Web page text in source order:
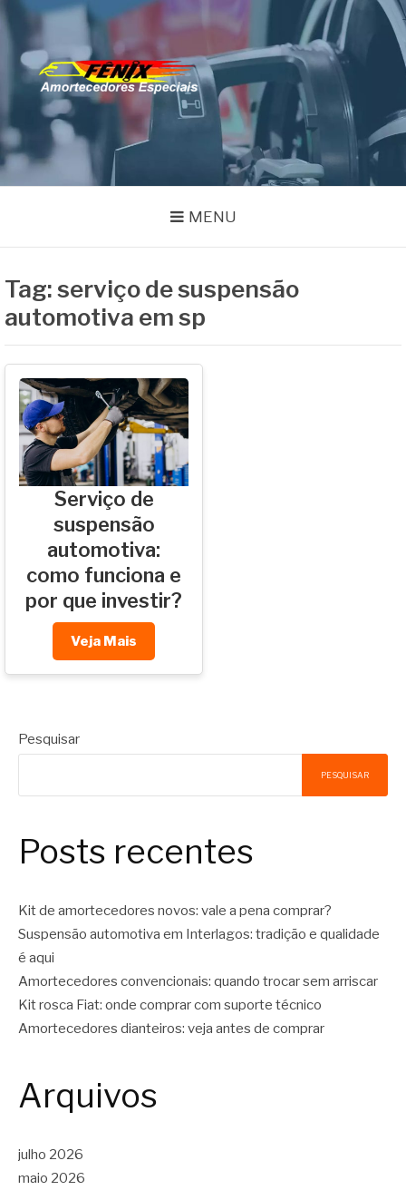
Pular
conteúdo
FENIX
AMORTECEDORES
Especialistas em Remanufatura de Amortecedores
MENU
Tag:serviço de suspensão
automotiva em sp
Serviço de
suspensão
automotiva:
como funciona e
por que investir?
Veja Mais
Pesquisar
PESQUISAR
Posts recentes
Kit de amortecedores novos: vale a pena comprar?
Suspensão automotiva em Interlagos: tradição e qualidade
é aqui
Amortecedores convencionais: quando trocar sem arriscar
Kit rosca Fiat: onde comprar com suporte técnico
Amortecedores dianteiros: veja antes de comprar
Arquivos
julho 2026
maio 2026